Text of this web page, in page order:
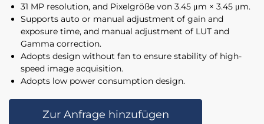
31 MP resolution, and Pixelgröße von 3.45 μm × 3.45 μm.
Supports auto or manual adjustment of gain and
exposure time, and manual adjustment of LUT and
Gamma correction.
Adopts design without fan to ensure stability of high-
speed image acquisition.
Adopts low power consumption design.
Zur Anfrage hinzufügen